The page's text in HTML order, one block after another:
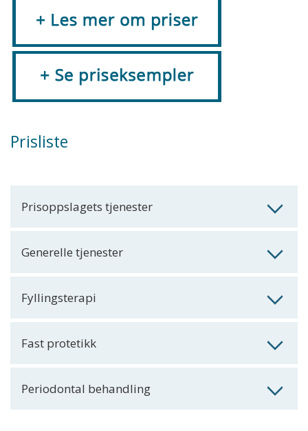
Prisliste
Prisoppslagets tjenester
Generelle tjenester
Fyllingsterapi
Fast protetikk
Periodontal behandling